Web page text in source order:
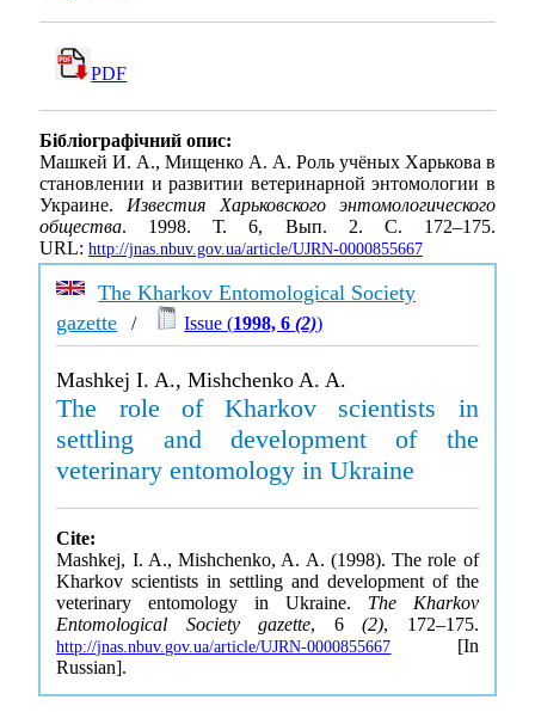
PDF
Бібліографічний опис:
Машкей И. А., Мищенко А. А. Роль учёных Харькова в
становлении и развитии ветеринарной энтомологии в
Украине.Известия Харьковского энтомологического
общества. 1998. Т. 6, Вып. 2. С. 172–175.
URL: http://jnas.nbuv.gov.ua/article/UJRN-0000855667
The Kharkov Entomological Society
gazette / Issue (1998, 6(2))
Mashkej I. A., Mishchenko A. A.
The role of Kharkov scientists in
settling and development of the
veterinary entomology in Ukraine
Cite:
Mashkej, I. A., Mishchenko, A. A. (1998). The role of
Kharkov scientists in settling and development of the
veterinary entomology in Ukraine. The Kharkov
Entomological Society gazette, 6(2), 172–175.
http://jnas.nbuv.gov.ua/article/UJRN-0000855667 [In
Russian].